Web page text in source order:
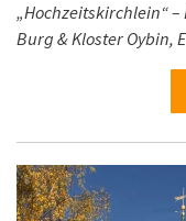
„Hochzeitskirchlein“
Burg & Kloster Oybin,